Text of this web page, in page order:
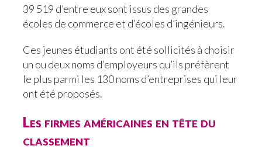
39 519 d’entre eux sont issus des grandes
écoles de commerce et d’écoles d’ingénieurs.
Ces jeunes étudiants ont été sollicités à choisir
un ou deux noms d’employeurs qu’ils préfèrent
le plus parmi les 130 noms d’entreprises qui leur
ont été proposés.
Les firmes américaines en tête du
classement